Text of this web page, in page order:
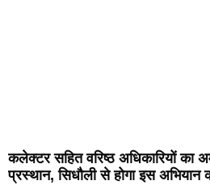
कलेक्टर सहित वरिष्ठ अधिकारियों का
प्रस्थान, सिधौली से होगा इस अभियान